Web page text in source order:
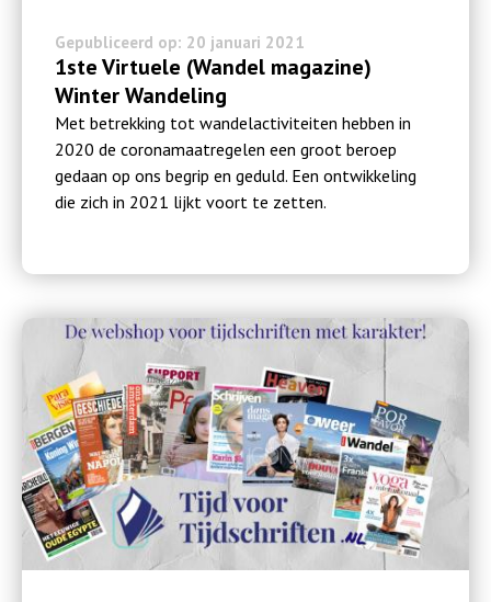
Gepubliceerd op: 20 januari 2021
1ste Virtuele (Wandel magazine)
Winter Wandeling
Met betrekking tot wandelactiviteiten hebben in
2020 de coronamaatregelen een groot beroep
gedaan op ons begrip en geduld. Een ontwikkeling
die zich in 2021 lijkt voort te zetten.